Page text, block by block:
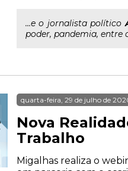
...e o jornalista político
poder, pandemia, entre
quarta-feira, 29 de julho de
Nova
Trabalho
Migalhas realiza o